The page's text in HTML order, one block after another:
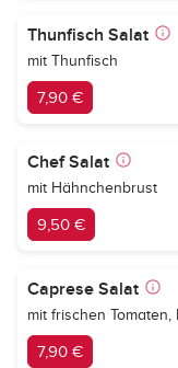
Thunfisch Salat
mit Thunfisch
7,90 €
Chef Salat
mit Hähnchenbrust
9,50 €
Caprese Salat
mit frischen
7,90 €